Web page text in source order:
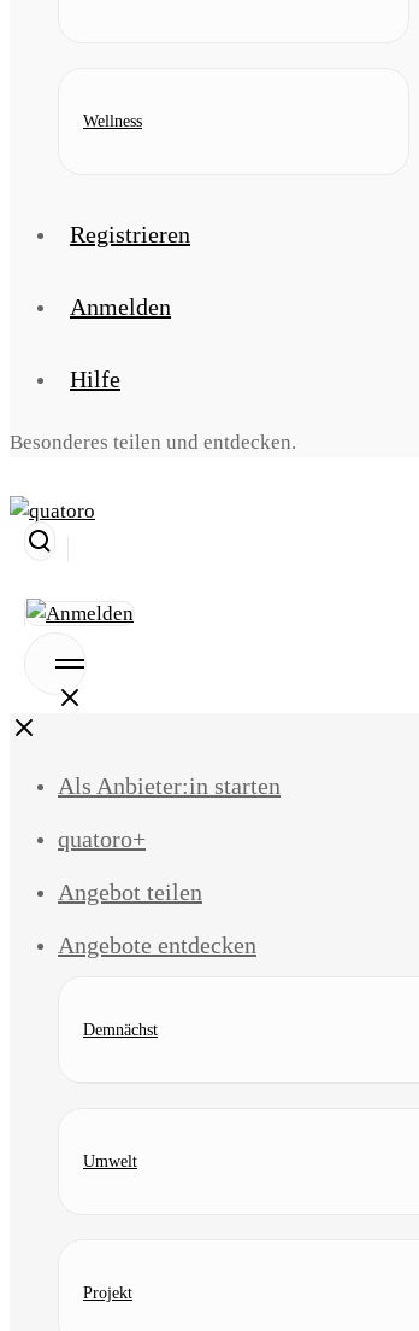
Wellness
Registrieren
Anmelden
Hilfe
Besonderes teilen und entdecken.
Suche
Open
Menu
Close
Als Anbieter:in starten
quatoro+
Angebot teilen
Angebote entdecken
Demnächst
Umwelt
Projekt